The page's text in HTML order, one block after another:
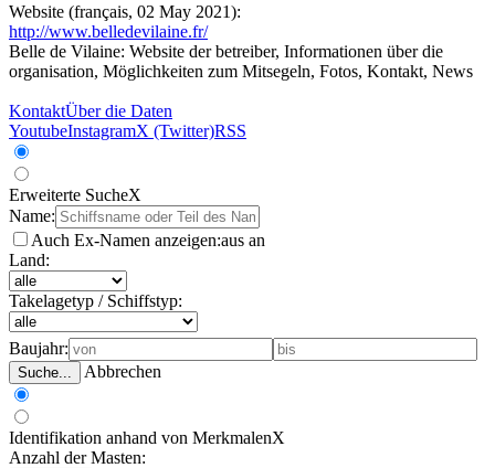
Website (français, 02 May 2021):
http://www.belledevilaine.fr/
Belle de Vilaine: Website der betreiber, Informationen über die
organisation, Möglichkeiten zum Mitsegeln, Fotos, Kontakt, News
KontaktÜber die Daten
YoutubeInstagramX (Twitter)RSS
Erweiterte SucheX
Name:
Auch Ex-Namen anzeigen:aus an
Land:
Takelagetyp / Schiffstyp:
Baujahr:
Suche... Abbrechen
Identifikation anhand von MerkmalenX
Anzahl der Masten: